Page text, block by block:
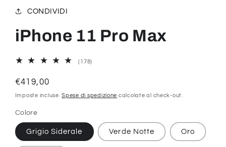
1
in
modale
CONDIVIDI
iPhone 11 Pro Max
(178)
Prezzo
di
€419,00
Imposte incluse.Spese di spedizione calcolate al check-out.
Colore
Grigio Siderale Verde Notte Oro